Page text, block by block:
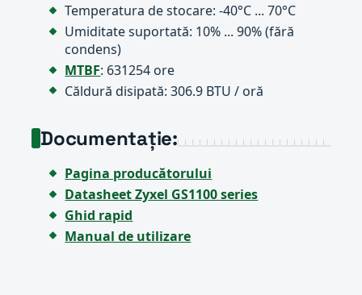
Temperatura de stocare: -40°C ... 70°C
Umiditate suportată: 10% ... 90% (fără
condens)
MTBF: 631254 ore
Căldură disipată: 306.9 BTU / oră
Documentație:
Pagina producătorului
Datasheet Zyxel GS1100 series
Ghid rapid
Manual de utilizare